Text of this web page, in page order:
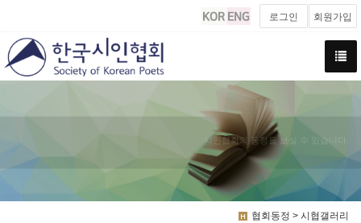
로그인 회원가입
시인협회의 동정을 보실 수 있습니다.
협회동정 > 시협갤러리